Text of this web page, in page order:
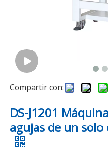
Compartir con:
DS-J1201
agujas de un solo